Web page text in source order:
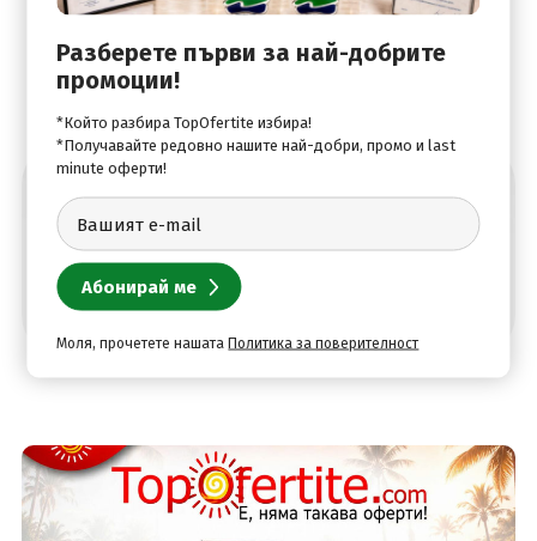
Разберете първи за най-добрите
промоции!
*Който разбира TopOfertite избира!
*Получавайте редовно нашите най-добри, промо и last
minute оферти!
Моля, прочетете нашатаПолитика за поверителност